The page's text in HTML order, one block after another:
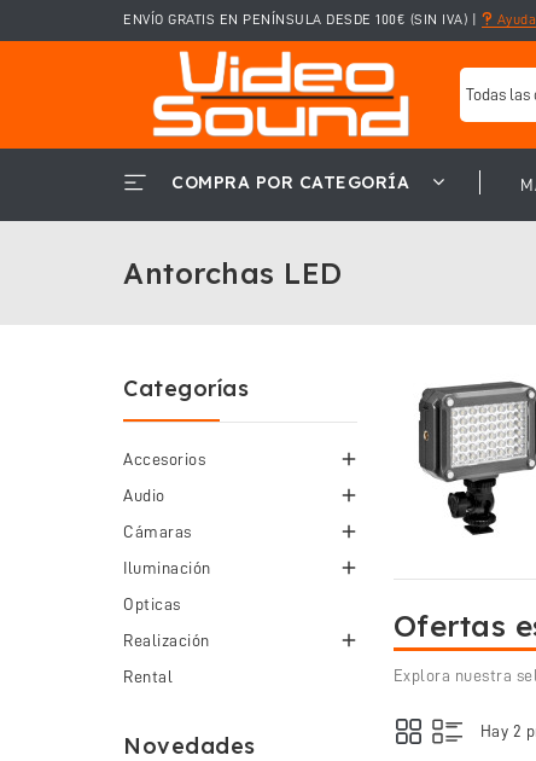
ENVÍO GRATIS EN PENÍNSULA DESDE 100€ (SIN IVA) Ayuda
COMPRA POR CATEGORÍA
Antorchas LED
Categorías
Accesorios 
Audio 
Cámaras 
Iluminación 
Opticas
Realización 
Rental
Novedades
Ofertas
Explora nuestra
Hay 2